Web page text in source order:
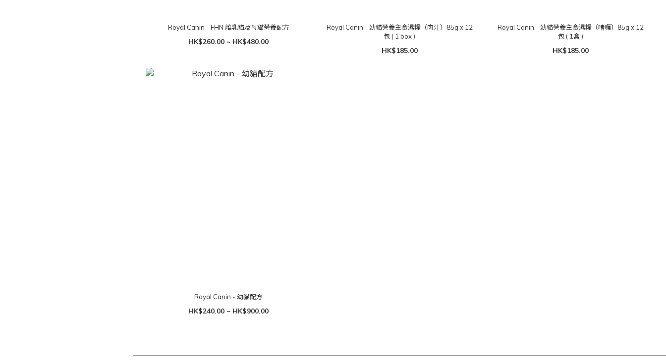
Royal Canin - FHN 離乳貓及母貓營養配方
HK$260.00 ~ HK$480.00
Royal Canin - 幼貓營養主食濕糧（肉汁）85g x 12
包 ( 1 box )
HK$185.00
Royal Canin - 幼貓營養主食濕糧（啫喱）85g x 12
包 ( 1盒 )
HK$185.00
Royal Canin - 幼貓配方
HK$240.00 ~ HK$900.00